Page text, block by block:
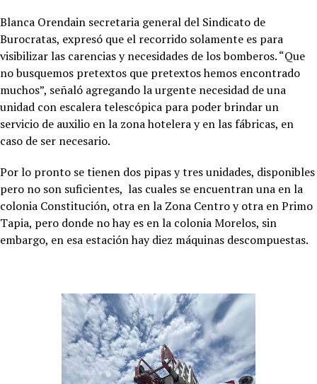
Blanca Orendain secretaria general del Sindicato de
Burocratas, expresó que el recorrido solamente es para
visibilizar las carencias y necesidades de los bomberos. “Que
no busquemos pretextos que pretextos hemos encontrado
muchos”, señaló agregando la urgente necesidad de una
unidad con escalera telescópica para poder brindar un
servicio de auxilio en la zona hotelera y en las fábricas, en
caso de ser necesario.
Por lo pronto se tienen dos pipas y tres unidades, disponibles
pero no son suficientes, las cuales se encuentran una en la
colonia Constitución, otra en la Zona Centro y otra en Primo
Tapia, pero donde no hay es en la colonia Morelos, sin
embargo, en esa estación hay diez máquinas descompuestas.